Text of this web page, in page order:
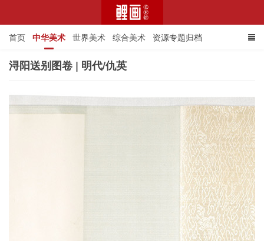
鲤画美术馆
首页 中华美术 世界美术 综合美术 资源专题归档
浔阳送别图卷 | 明代/仇英